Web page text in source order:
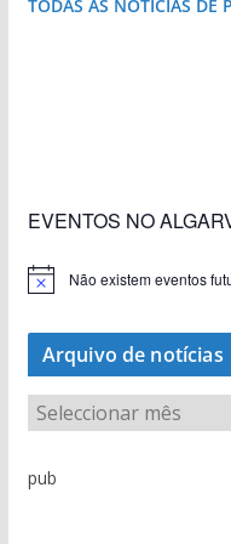
TODAS AS NOTÍCIAS DE
EVENTOS NO
Não existem eventos
Arquivo de notícias
q
pub